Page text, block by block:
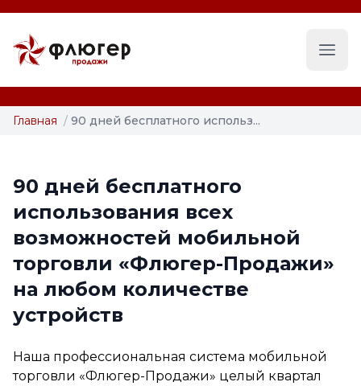
Главная / 90 дней бесплатного использ...
90 дней бесплатного
использования всех
возможностей мобильной
торговли «Флюгер-Продажи»
на любом количестве
устройств
Наша профессиональная система мобильной
торговли «Флюгер-Продажи» целый квартал